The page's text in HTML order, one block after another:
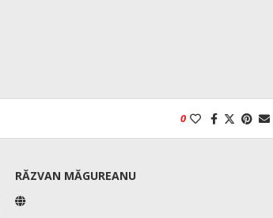
0
RĂZVAN MĂGUREANU